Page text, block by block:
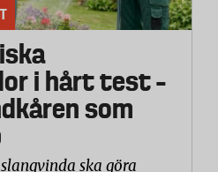
i hårt test –
som
ska göra